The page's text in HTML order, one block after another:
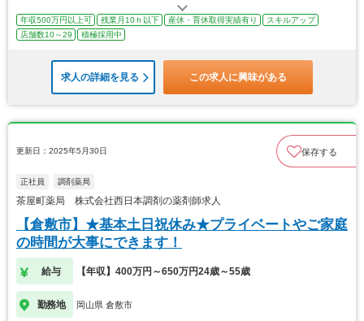
年収500万円以上可 残業月10ｈ以下 産休・育休取得実績有り
スキルアップ
店舗数10～29
積極採用中
求人の詳細を見る この求人に興味がある
更新日：2025年5月30日 保存する
正社員 調剤薬局
茶屋町薬局 株式会社西日本調剤の薬剤師求人
【倉敷市】★基本土日祝休み★プライベートやご家庭
の時間が大事にできます！
給与 【年収】400万円～650万円24歳～55歳
勤務地 岡山県 倉敷市